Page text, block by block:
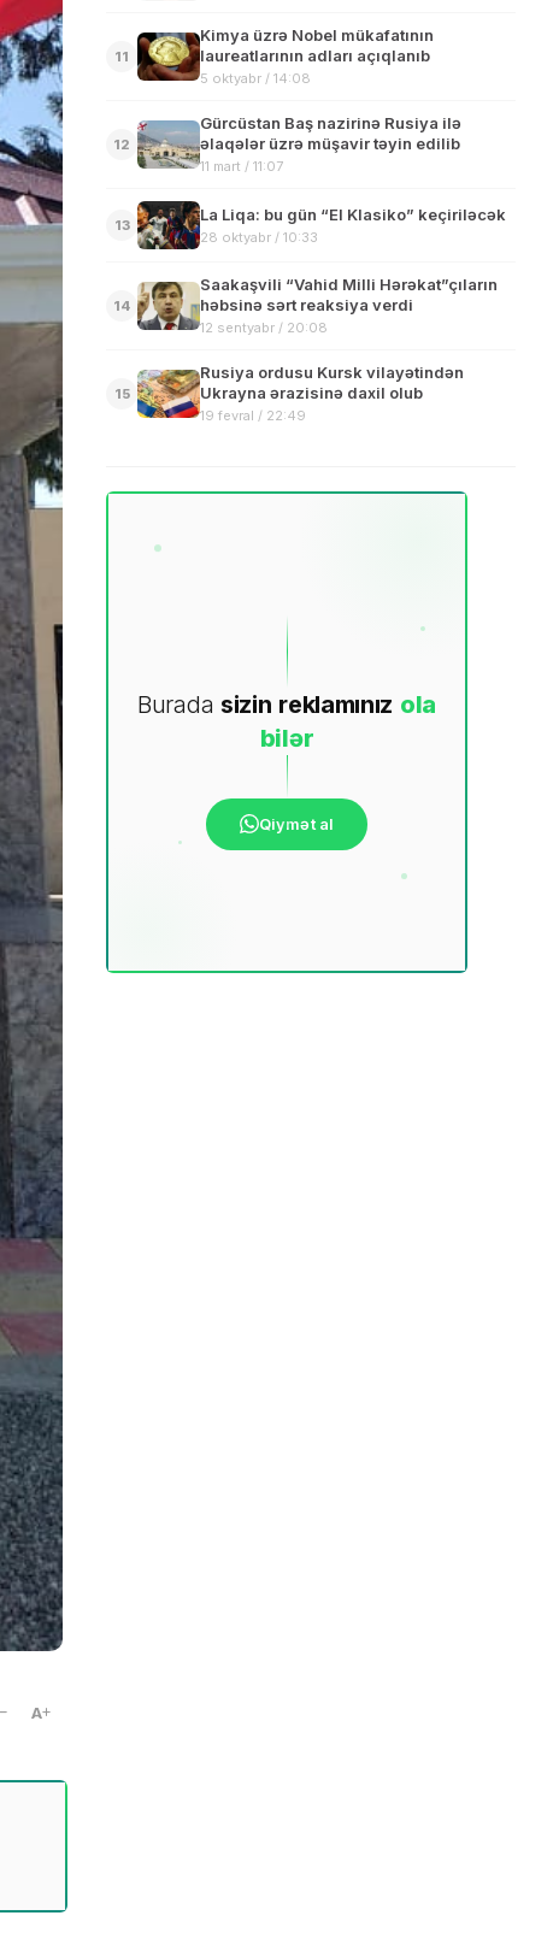
A
11
Kimya üzrə Nobel mükafatının
laureatlarının adları açıqlanıb
5 oktyabr / 14:08
12
Gürcüstan Baş nazirinə Rusiya ilə
əlaqələr üzrə müşavir təyin edilib
11 mart / 11:07
13
La Liqa: bu gün “El Klasiko” keçiriləcək
28 oktyabr / 10:33
14
Saakaşvili “Vahid Milli Hərəkat”çıların
həbsinə sərt reaksiya verdi
12 sentyabr / 20:08
15
Rusiya ordusu Kursk vilayətindən
Ukrayna ərazisinə daxil olub
19 fevral / 22:49
Burada sizin reklamınız ola
bilər
Qiymət al